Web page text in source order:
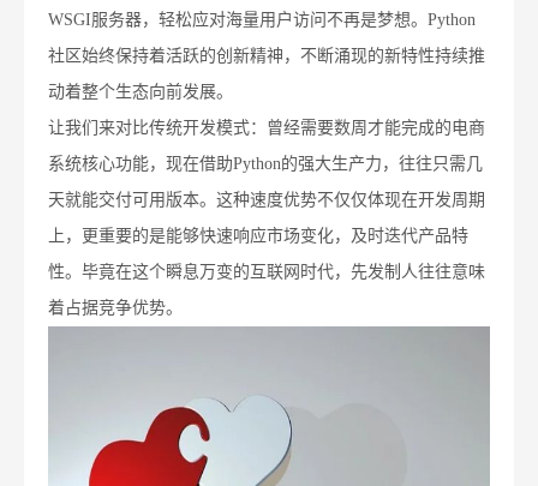
WSGI服务器，轻松应对海量用户访问不再是梦想。Python
社区始终保持着活跃的创新精神，不断涌现的新特性持续推
动着整个生态向前发展。
让我们来对比传统开发模式：曾经需要数周才能完成的电商
系统核心功能，现在借助Python的强大生产力，往往只需几
天就能交付可用版本。这种速度优势不仅仅体现在开发周期
上，更重要的是能够快速响应市场变化，及时迭代产品特
性。毕竟在这个瞬息万变的互联网时代，先发制人往往意味
着占据竞争优势。